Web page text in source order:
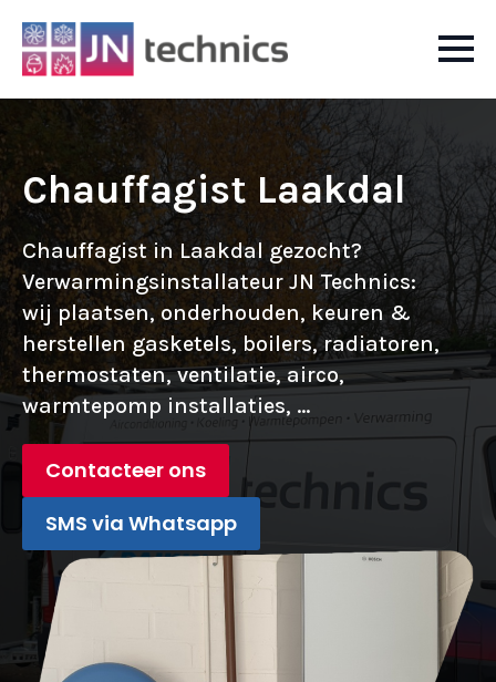
Chauffagist Laakdal
Chauffagist in Laakdal gezocht?
Verwarmingsinstallateur JN Technics:
wij plaatsen, onderhouden, keuren &
herstellen gasketels, boilers, radiatoren,
thermostaten, ventilatie, airco,
warmtepomp installaties, ...
Contacteer ons
SMS via Whatsapp